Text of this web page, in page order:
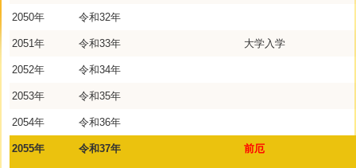
2050年 令和32年
2051年 令和33年 大学入学
2052年 令和34年
2053年 令和35年
2054年 令和36年
2055年 令和37年 前厄